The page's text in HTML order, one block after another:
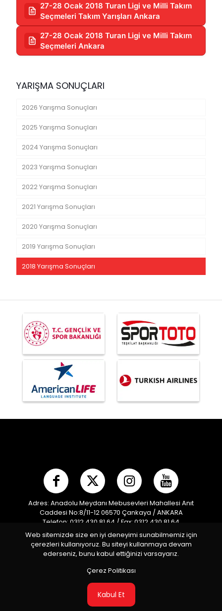
27-28 Ocak 2018 Turan Ligi ve Milli Takım
Seçmeleri Takım Yarışları Ankara
27-28 Ocak 2018 Turan Ligi ve Milli Takım
Seçmeleri Ankara
YARIŞMA SONUÇLARI
2026 Yarışma Sonuçları
2025 Yarışma Sonuçları
2024 Yarışma Sonuçları
2023 Yarışma Sonuçları
2022 Yarışma Sonuçları
2021 Yarışma Sonuçları
2020 Yarışma Sonuçları
2019 Yarışma Sonuçları
2018 Yarışma Sonuçları
Adres: Anadolu Meydanı Mebusevleri Mahallesi Anıt
Caddesi No:8/11-12 06570 Çankaya / ANKARA
Telefon: 0312 430 81 64 / Fax: 0312 430 81 64
E-posta: info@mpf.org.tr/ Kep Adresi:
modernpentatlonfederasyonu@hs01.kep.tr
Türkiye Modern Pentatlon Federasyonu © 2026 Tüm
Hakları Saklıdır
Web sitemizde size en iyi deneyimi sunabilmemiz için
çerezleri kullanıyoruz. Bu siteyi kullanmaya devam
ederseniz, bunu kabul ettiğinizi varsayarız.
Çerez Politikası
Kabul Et